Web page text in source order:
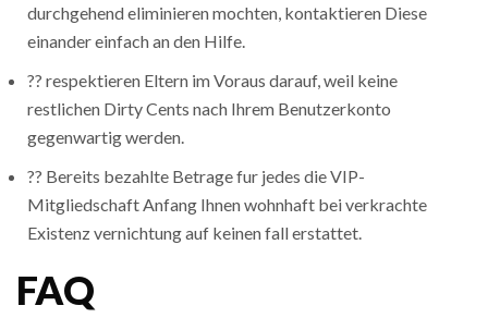
durchgehend eliminieren mochten, kontaktieren Diese
einander einfach an den Hilfe.
?? respektieren Eltern im Voraus darauf, weil keine
restlichen Dirty Cents nach Ihrem Benutzerkonto
gegenwartig werden.
?? Bereits bezahlte Betrage fur jedes die VIP-
Mitgliedschaft Anfang Ihnen wohnhaft bei verkrachte
Existenz vernichtung auf keinen fall erstattet.
FAQ